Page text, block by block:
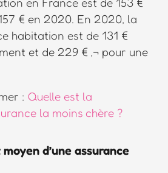
€ en 2020. En 2020, la
habitation est de 131 €
et de 229 € ‚¬ pour une
: Quelle est la
la moins chère ?
d’une assurance